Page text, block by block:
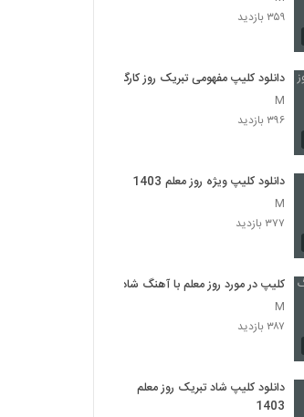
۳۵۹ بازدید
دانلود کلیپ مفهومی تبریک روز کارگر
M
۳۹۶ بازدید
دانلود کلیپ ویژه روز معلم 1403
M
۳۷۷ بازدید
کلیپ در مورد روز معلم با آهنگ شاد
M
۳۸۷ بازدید
دانلود کلیپ شاد تبریک روز معلم
1403